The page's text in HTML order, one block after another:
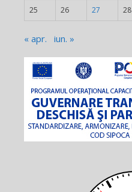
25 26 27 28
« apr. iun. »